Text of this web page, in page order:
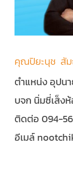
คุณปิยะนุช สั
ตำแหน่ง อุปน
บจก นิ่มซี่เส็ง
ติดต่อ 094-
อีเมล์